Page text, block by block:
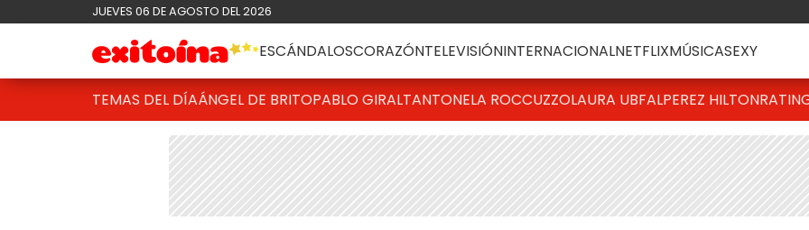
JUEVES 06 DE AGOSTO DEL 2026
ESCÁNDALOSCORAZÓNTELEVISIÓNINTERNACIONALNETFLIXMÚSICASEXY
TEMAS DEL DÍAÁNGEL DE BRITOPABLO GIRALTANTONELA ROCCUZZOLAURA UBFALPEREZ HILTON